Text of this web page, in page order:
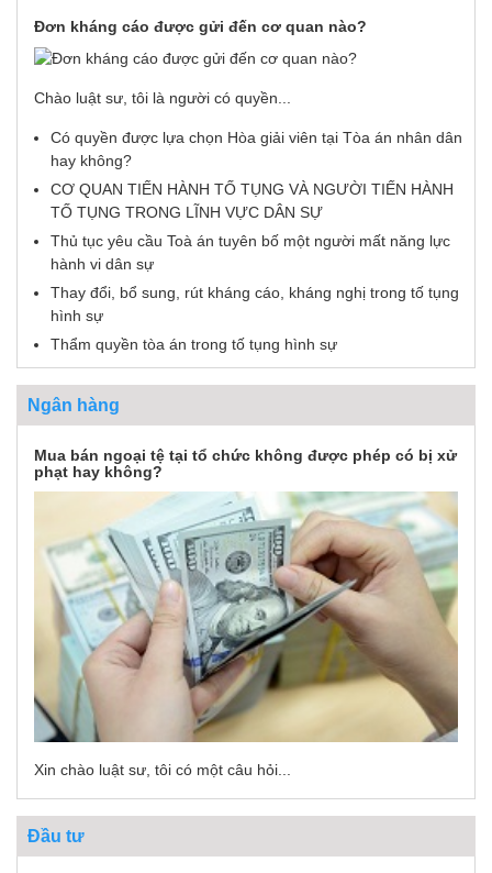
Đơn kháng cáo được gửi đến cơ quan nào?
Chào luật sư, tôi là người có quyền...
Có quyền được lựa chọn Hòa giải viên tại Tòa án nhân dân
hay không?
CƠ QUAN TIẾN HÀNH TỐ TỤNG VÀ NGƯỜI TIẾN HÀNH
TỐ TỤNG TRONG LĨNH VỰC DÂN SỰ
Thủ tục yêu cầu Toà án tuyên bố một người mất năng lực
hành vi dân sự
Thay đổi, bổ sung, rút kháng cáo, kháng nghị trong tố tụng
hình sự
Thẩm quyền tòa án trong tố tụng hình sự
Ngân hàng
Mua bán ngoại tệ tại tổ chức không được phép có bị xử
phạt hay không?
Xin chào luật sư, tôi có một câu hỏi...
Đầu tư